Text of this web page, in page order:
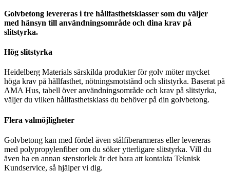
Golvbetong levereras i tre hållfasthetsklasser som du väljer
med hänsyn till användningsområde och dina krav på
slitstyrka.
Hög slitstyrka
Heidelberg Materials särskilda produkter för golv möter mycket
höga krav på hållfasthet, nötningsmotstånd och slitstyrka. Baserat på
AMA Hus, tabell över användningsområde och krav på slitstyrka,
väljer du vilken hållfasthetsklass du behöver på din golvbetong.
Flera valmöjligheter
Golvbetong kan med fördel även stålfiberarmeras eller levereras
med polypropylenfiber om du söker ytterligare slitstyrka. Vill du
även ha en annan stenstorlek är det bara att kontakta Teknisk
Kundservice, så hjälper vi dig.